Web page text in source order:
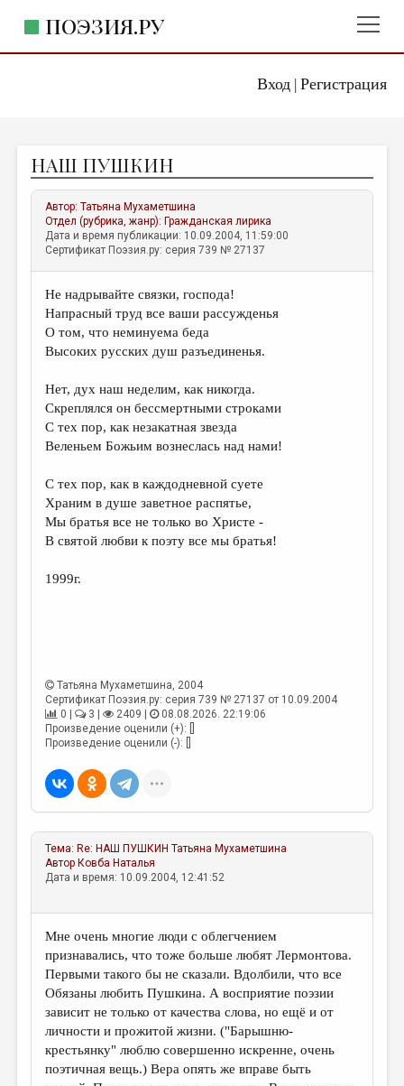
Вход| Регистрация
ПОЭЗИЯ.РУ
ЖАНРЫ
АВТОРЫ
КОММЕНТАРИИ
ЛИТСАЛОН
НОВОСТИ
ПРАВИЛА САЙТА
ИЗБРАННОЕ
ДАЙДЖЕСТ
ПЕРЕВОДЫ
КОНКУРСЫ
КНИЖНАЯ ПОЛКА
ОБЪЯВЛЕНИЯ
КОЛОНКА РЕДАКТОРА
РЕДКОЛЛЕГИЯ
ОТ РЕДАКЦИИ
МАЛАЯ ПРОЗА
ЭССЕИСТИКА
ЛИТЕРАТУРОВЕДЕНИЕ
КУЛЬТУРОВЕДЕНИЕ
ПУБЛИЦИСТИКА
РЕЦЕНЗИРОВАНИЕ
ЦИКЛЫ ПУБЛИКАЦИЙ
ТРЕДИАКОВСКИЙ
МЕДИА
НАШ ПУШКИН
Автор:Татьяна Мухаметшина
Отдел (рубрика, жанр): Гражданская лирика
Дата и время публикации: 10.09.2004, 11:59:00
Сертификат Поэзия.ру: серия 739 № 27137
Не надрывайте связки, господа!
Напрасный труд все ваши рассужденья
О том, что неминуема беда
Высоких русских душ разъединенья.
Нет, дух наш неделим, как никогда.
Скреплялся он бессмертными строками
С тех пор, как незакатная звезда
Веленьем Божьим вознеслась над нами!
С тех пор, как в каждодневной суете
Храним в душе заветное распятье,
Мы братья все не только во Христе -
В святой любви к поэту все мы братья!
1999г.
Татьяна Мухаметшина, 2004
Сертификат Поэзия.ру: серия 739 № 27137 от 10.09.2004
0 |
3 | 2409 |
08.08.2026. 22:19:06
Произведение оценили (+): []
Произведение оценили (-): []
Тема: Re: НАШ ПУШКИН Татьяна Мухаметшина
Автор Ковба Наталья
Дата и время: 10.09.2004, 12:41:52
Мне очень многие люди с облегчением
признавались, что тоже больше любят Лермонтова.
Первыми такого бы не сказали. Вдолбили, что все
Обязаны любить Пушкина. А восприятие поэзии
зависит не только от качества слова, но ещё и от
личности и прожитой жизни. ("Барышню-
крестьянку" люблю совершенно искренне, очень
поэтичная вещь.) Вера опять же вправе быть